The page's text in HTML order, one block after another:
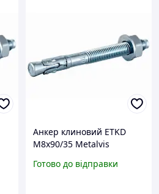
Анкер клиновий ETKD
М8х90/35 Metalvis
білий/жовтий 50 шт./
Готово до відправки